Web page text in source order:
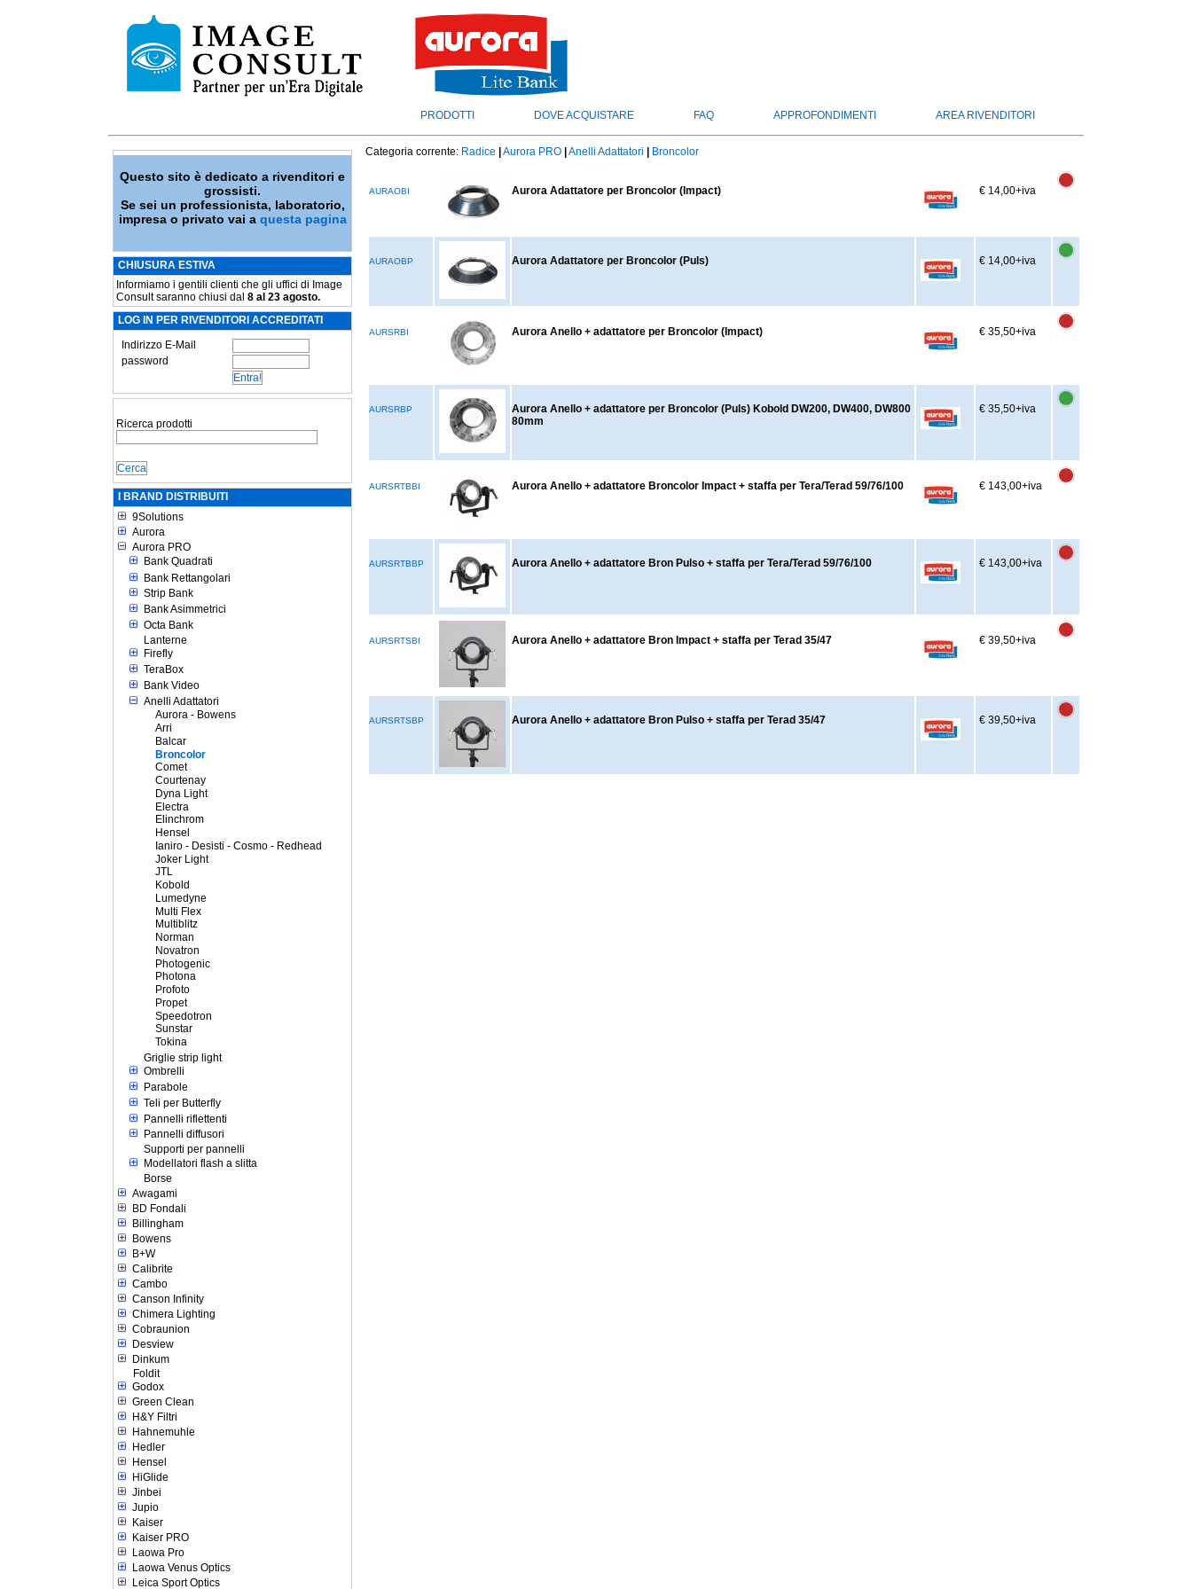
PRODOTTI DOVE ACQUISTARE FAQ APPROFONDIMENTI AREA RIVENDITORI
Questo sito è dedicato a rivenditori e
grossisti.
Se sei un professionista, laboratorio,
impresa o privato vai a questa pagina
CHIUSURA ESTIVA
Informiamo i gentili clienti che gli uffici di Image
Consult saranno chiusi dal 8 al 23 agosto.
LOG IN PER RIVENDITORI ACCREDITATI
Indirizzo E-Mail
password
Ricerca prodotti
I BRAND DISTRIBUITI
9Solutions
Aurora
Aurora PRO
Bank Quadrati
Bank Rettangolari
Strip Bank
Bank Asimmetrici
Octa Bank
Lanterne
Firefly
TeraBox
Bank Video
Anelli Adattatori
Aurora - Bowens
Arri
Balcar
Broncolor
Comet
Courtenay
Dyna Light
Electra
Elinchrom
Hensel
Ianiro - Desisti - Cosmo - Redhead
Joker Light
JTL
Kobold
Lumedyne
Multi Flex
Multiblitz
Norman
Novatron
Photogenic
Photona
Profoto
Propet
Speedotron
Sunstar
Tokina
Griglie strip light
Ombrelli
Parabole
Teli per Butterfly
Pannelli riflettenti
Pannelli diffusori
Supporti per pannelli
Modellatori flash a slitta
Borse
Awagami
BD Fondali
Billingham
Bowens
B+W
Calibrite
Cambo
Canson Infinity
Chimera Lighting
Cobraunion
Desview
Dinkum
Foldit
Godox
Green Clean
H&Y Filtri
Hahnemuhle
Hedler
Hensel
HiGlide
Jinbei
Jupio
Kaiser
Kaiser PRO
Laowa Pro
Laowa Venus Optics
Leica Sport Optics
Categoria corrente: Radice Aurora PRO Anelli Adattatori Broncolor
AURAOBI Aurora Adattatore per Broncolor (Impact) € 14,00+iva
AURAOBP Aurora Adattatore per Broncolor (Puls) € 14,00+iva
AURSRBI Aurora Anello + adattatore per Broncolor (Impact) € 35,50+iva
AURSRBP
Aurora Anello + adattatore per Broncolor (Puls) Kobold DW200, DW400, DW800
80mm
€ 35,50+iva
AURSRTBBI Aurora Anello + adattatore Broncolor Impact + staffa per Tera/Terad 59/76/100 € 143,00+iva
AURSRTBBP Aurora Anello + adattatore Bron Pulso + staffa per Tera/Terad 59/76/100 € 143,00+iva
AURSRTSBI Aurora Anello + adattatore Bron Impact + staffa per Terad 35/47 € 39,50+iva
AURSRTSBP Aurora Anello + adattatore Bron Pulso + staffa per Terad 35/47 € 39,50+iva